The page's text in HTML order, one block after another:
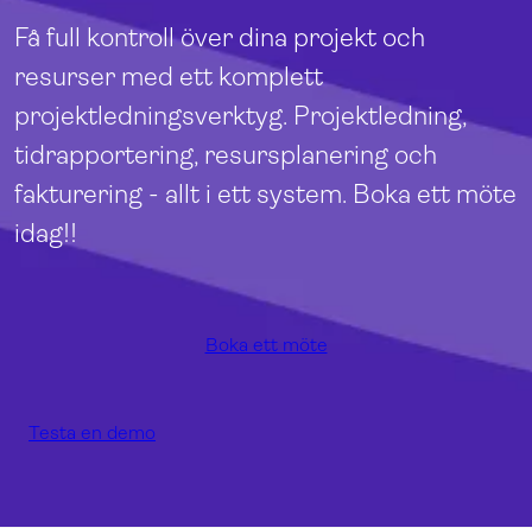
Få full kontroll över dina projekt och
resurser med ett komplett
projektledningsverktyg. Projektledning,
tidrapportering, resursplanering och
fakturering - allt i ett system. Boka ett möte
idag!!
Boka ett möte
Testa en demo